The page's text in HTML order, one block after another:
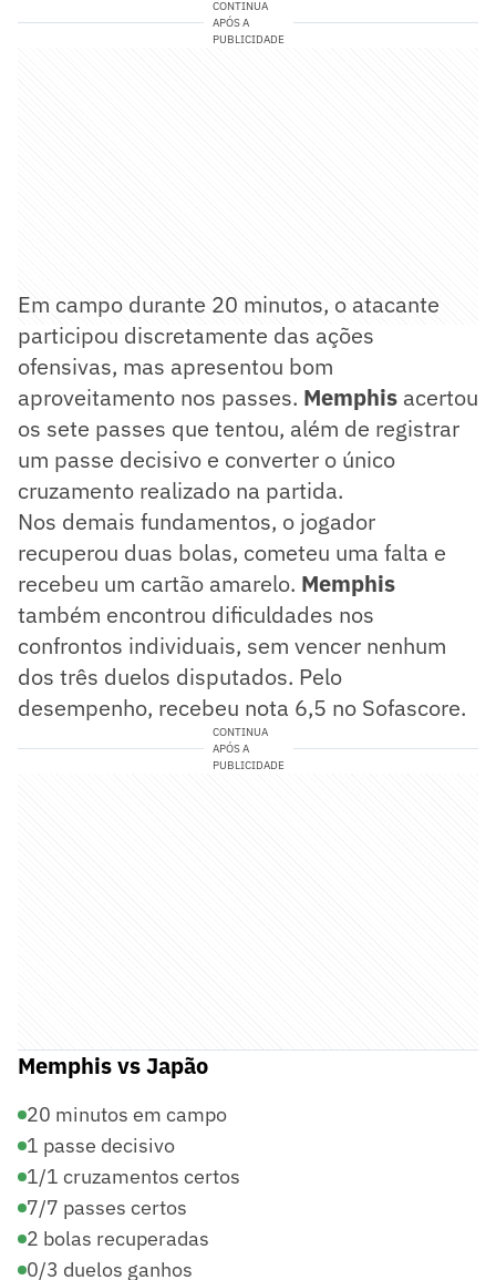
CONTINUA
APÓS A
PUBLICIDADE
Em campo durante 20 minutos, o atacante
participou discretamente das ações
ofensivas, mas apresentou bom
aproveitamento nos passes. Memphis acertou
os sete passes que tentou, além de registrar
um passe decisivo e converter o único
cruzamento realizado na partida.
Nos demais fundamentos, o jogador
recuperou duas bolas, cometeu uma falta e
recebeu um cartão amarelo. Memphis
também encontrou dificuldades nos
confrontos individuais, sem vencer nenhum
dos três duelos disputados. Pelo
desempenho, recebeu nota 6,5 no Sofascore.
CONTINUA
APÓS A
PUBLICIDADE
Memphis vs Japão
20 minutos em campo
1 passe decisivo
1/1 cruzamentos certos
7/7 passes certos
2 bolas recuperadas
0/3 duelos ganhos